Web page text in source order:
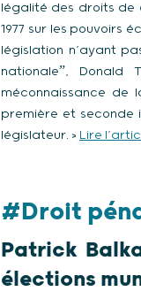
légalité des droits de
1977 sur les pouvoirs
législation n’ayant
nationaleˮ,
méconnaissance de
première et seconde
législateur. > Lire
#Droit
Patrick
élections